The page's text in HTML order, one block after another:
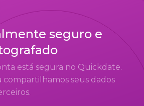
seguro e
está segura no Quickdate.
compartilhamos seus dados